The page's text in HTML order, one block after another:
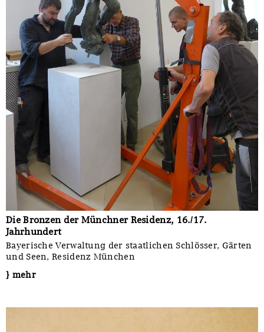
Die Bronzen der Münchner Residenz, 16./17.
Jahrhundert
Bayerische Verwaltung der staatlichen Schlösser, Gärten
und Seen, Residenz München
} mehr